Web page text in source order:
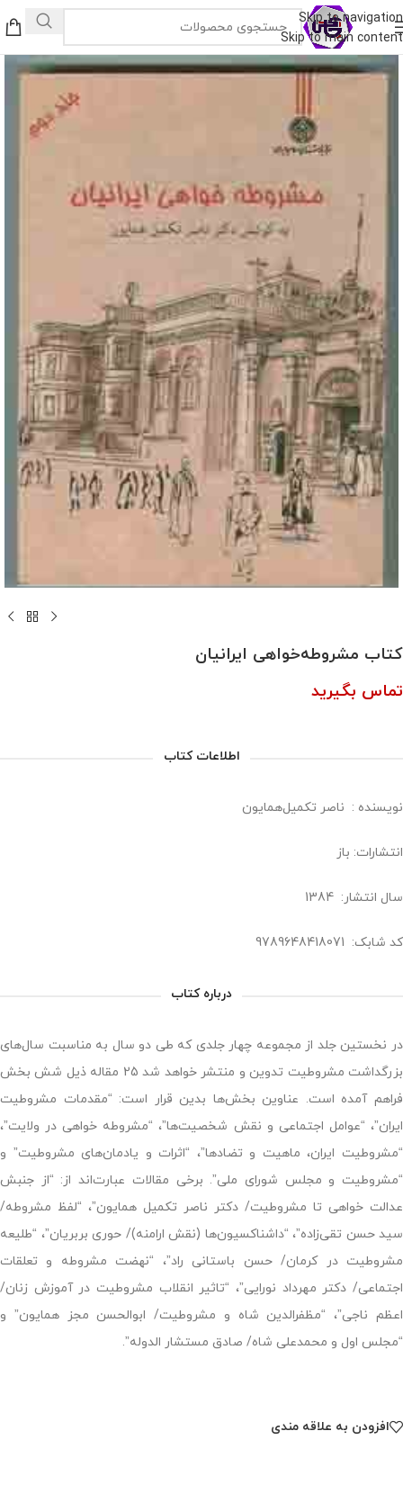
Skip to navigation
Skip to main content
کتاب مشروطه‌خواهی ایرانیان
تماس بگیرید
اطلاعات کتاب
نویسنده : ناصر تکمیل‌همایون
انتشارات: باز
سال انتشار: 1384
کد شابک: 9789648418071
درباره کتاب
در نخستین جلد از مجموعه چهار جلدی که طی دو سال به مناسبت سال‌های
بزرگداشت مشروطیت تدوین و منتشر خواهد شد 25 مقاله ذیل شش بخش
فراهم آمده است. عناوین بخش‌ها بدین قرار است: “مقدمات مشروطیت
ایران”، “عوامل اجتماعی و نقش شخصیت‌ها”، “مشروطه خواهی در ولایت”،
“مشروطیت ایران، ماهیت و تضادها”، “اثرات و یادمان‌های مشروطیت” و
“مشروطیت و مجلس شورای ملی”. برخی مقالات عبارت‌اند از: “از جنبش
عدالت خواهی تا مشروطیت/ دکتر ناصر تکمیل همایون”، “لفظ مشروطه/
سید حسن تقی‌زاده”، “داشناکسیون‌ها (نقش ارامنه)/ حوری بربریان”، “طلیعه
مشروطیت در کرمان/ حسن باستانی راد”، “نهضت مشروطه و تعلقات
اجتماعی/ دکتر مهرداد نورایی”، “تاثیر انقلاب مشروطیت در آموزش زنان/
اعظم ناجی”، “مظفرالدین شاه و مشروطیت/ ابوالحسن مجز همایون” و
“مجلس اول و محمدعلی شاه/ صادق مستشار الدوله”.
افزودن به علاقه مندی